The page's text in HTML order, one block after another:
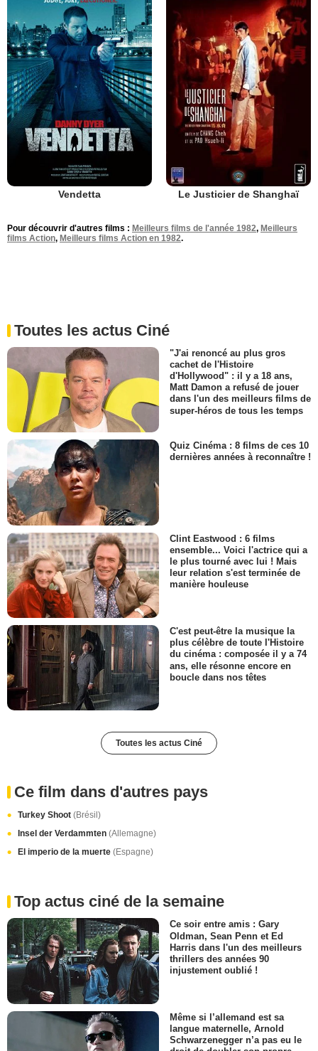
Vendetta Le Justicier de Shanghaï
Pour découvrir d'autres films : Meilleurs films de l'année 1982, Meilleurs
films Action, Meilleurs films Action en 1982.
Toutes les actus Ciné
"J'ai renoncé au plus gros
cachet de l'Histoire
d'Hollywood" : il y a 18 ans,
Matt Damon a refusé de jouer
dans l'un des meilleurs films de
super-héros de tous les temps
Quiz Cinéma : 8 films de ces 10
dernières années à reconnaître !
Clint Eastwood : 6 films
ensemble... Voici l'actrice qui a
le plus tourné avec lui ! Mais
leur relation s'est terminée de
manière houleuse
C'est peut-être la musique la
plus célèbre de toute l'Histoire
du cinéma : composée il y a 74
ans, elle résonne encore en
boucle dans nos têtes
Toutes les actus Ciné
Ce film dans d'autres pays
Turkey Shoot (Brésil)
Insel der Verdammten (Allemagne)
El imperio de la muerte (Espagne)
Top actus ciné de la semaine
Ce soir entre amis : Gary
Oldman, Sean Penn et Ed
Harris dans l'un des meilleurs
thrillers des années 90
injustement oublié !
Même si l’allemand est sa
langue maternelle, Arnold
Schwarzenegger n’a pas eu le